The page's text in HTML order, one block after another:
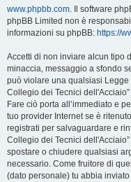
www.phpbb.com. Il software
phpBB Limited non è
informazioni su phpBB: https://
Accetti di non inviare alcun tipo
minaccia, messaggio a sfondo
può violare una qualsiasi Legge
Collegio dei Tecnici
Fare ciò porta all’immediato e
tuo provider Internet se è
registrati per salvaguardare e
Collegio dei Tecnici
spostare o chiudere qualsiasi
necessario. Come fruitore di
(dato personale) tu abbia